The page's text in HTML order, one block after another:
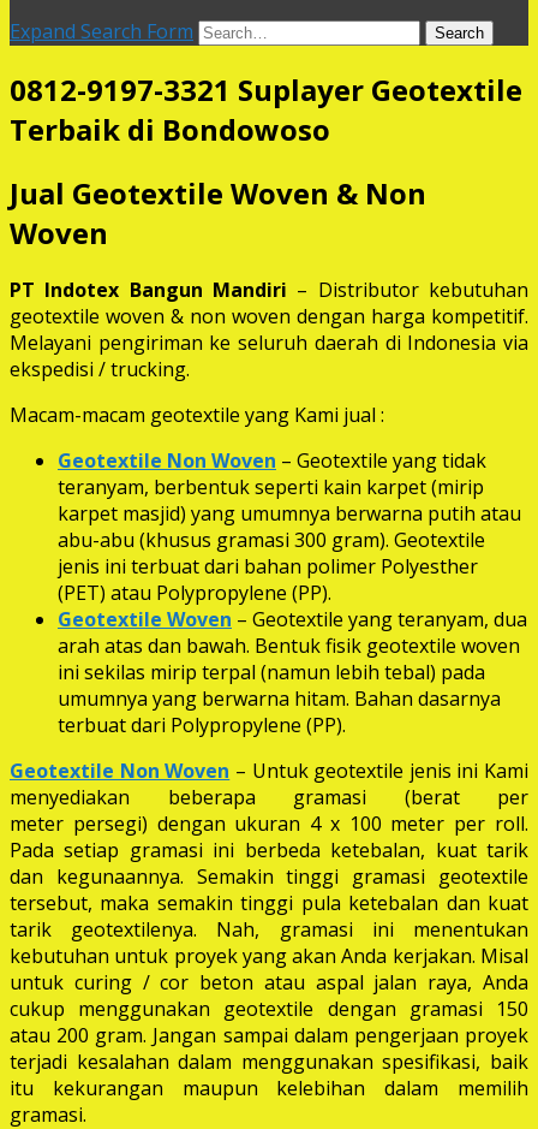
Expand Search Form
Search
0812-9197-3321 Suplayer Geotextile
Terbaik di Bondowoso
Jual Geotextile Woven & Non
Woven
PT Indotex Bangun Mandiri – Distributor kebutuhan
geotextile woven & non woven dengan harga kompetitif.
Melayani pengiriman ke seluruh daerah di Indonesia via
ekspedisi / trucking.
Macam-macam geotextile yang Kami jual :
Geotextile Non Woven – Geotextile yang tidak
teranyam, berbentuk seperti kain karpet (mirip
karpet masjid) yang umumnya berwarna putih atau
abu-abu (khusus gramasi 300 gram). Geotextile
jenis ini terbuat dari bahan polimer Polyesther
(PET) atau Polypropylene (PP).
Geotextile Woven – Geotextile yang teranyam, dua
arah atas dan bawah. Bentuk fisik geotextile woven
ini sekilas mirip terpal (namun lebih tebal) pada
umumnya yang berwarna hitam. Bahan dasarnya
terbuat dari Polypropylene (PP).
Geotextile Non Woven – Untuk geotextile jenis ini Kami
menyediakan beberapa gramasi (berat per
meter persegi) dengan ukuran 4 x 100 meter per roll.
Pada setiap gramasi ini berbeda ketebalan, kuat tarik
dan kegunaannya. Semakin tinggi gramasi geotextile
tersebut, maka semakin tinggi pula ketebalan dan kuat
tarik geotextilenya. Nah, gramasi ini menentukan
kebutuhan untuk proyek yang akan Anda kerjakan. Misal
untuk curing / cor beton atau aspal jalan raya, Anda
cukup menggunakan geotextile dengan gramasi 150
atau 200 gram. Jangan sampai dalam pengerjaan proyek
terjadi kesalahan dalam menggunakan spesifikasi, baik
itu kekurangan maupun kelebihan dalam memilih
gramasi.